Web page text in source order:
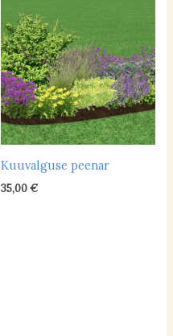
Kuuvalguse peenar
35,00€